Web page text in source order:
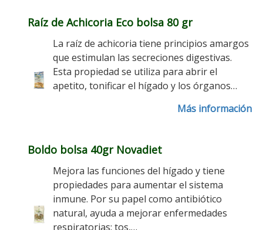
Raíz de Achicoria Eco bolsa 80 gr
La raíz de achicoria tiene principios amargos
que estimulan las secreciones digestivas.
Esta propiedad se utiliza para abrir el
apetito, tonificar el hígado y los órganos…
Más información
Boldo bolsa 40gr Novadiet
Mejora las funciones del hígado y tiene
propiedades para aumentar el sistema
inmune. Por su papel como antibiótico
natural, ayuda a mejorar enfermedades
respiratorias: tos,…